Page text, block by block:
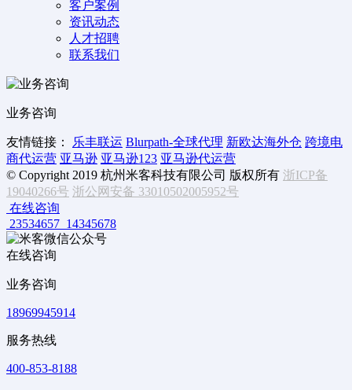
客户案例
资讯动态
人才招聘
联系我们
业务咨询
友情链接： 乐丰联运 Blurpath-全球代理 新欧达海外仓 跨境电
商代运营 亚马逊 亚马逊123 亚马逊代运营
© Copyright 2019 杭州米客科技有限公司 版权所有 浙ICP备
19040266号 浙公网安备 33010502005952号
在线咨询
23534657 14345678
在线咨询
业务咨询
18969945914
服务热线
400-853-8188